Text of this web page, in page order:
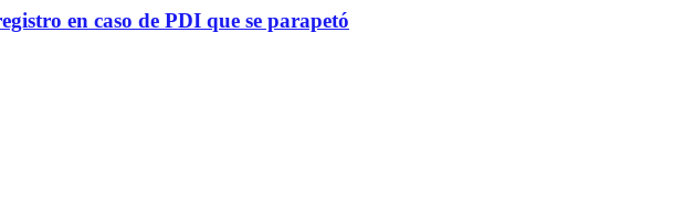
en caso de PDI que se parapetó